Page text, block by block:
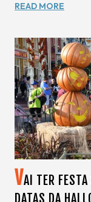
READ MORE
DA
PRIMA
–
VAI TER
DATAS DA